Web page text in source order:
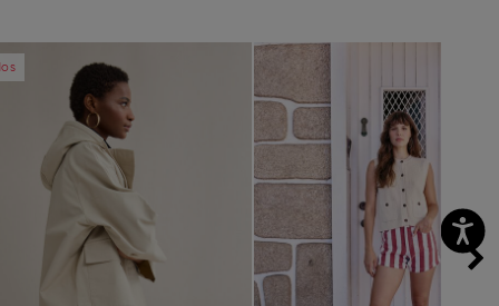
Next Previous